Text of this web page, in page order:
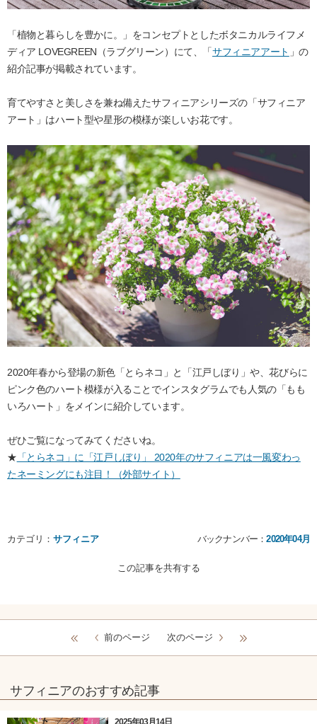
「植物と暮らしを豊かに。」をコンセプトとしたボタニカルライフメ
ディア LOVEGREEN（ラブグリーン）にて、「サフィニアアート 」の
紹介記事が掲載されています。
育てやすさと美しさを兼ね備えたサフィニアシリーズの「サフィニア
アート」はハート型や星形の模様が楽しいお花です。
2020年春から登場の新色「とらネコ」と「江戸しぼり」や、花びらに
ピンク色のハート模様が入ることでインスタグラムでも人気の「もも
いろハート」をメインに紹介しています。
ぜひご覧になってみてくださいね。
★ 「とらネコ」に「江戸しぼり」 2020年のサフィニアは一風変わっ
たネーミングにも注目！（外部サイト）
カテゴリ： サフィニア バックナンバー：2020年04月
この記事を共有する
前のページ 次のページ
サフィニアのおすすめ記事
2025年03月14日